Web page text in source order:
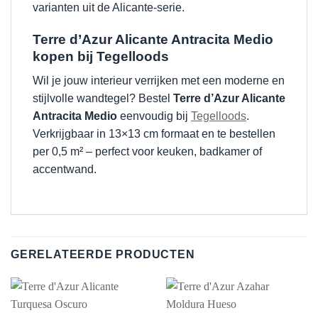
varianten uit de Alicante-serie.
Terre d’Azur Alicante Antracita Medio
kopen bij Tegelloods
Wil je jouw interieur verrijken met een moderne en
stijlvolle wandtegel? Bestel Terre d’Azur Alicante
Antracita Medio eenvoudig bij Tegelloods.
Verkrijgbaar in 13×13 cm formaat en te bestellen
per 0,5 m² – perfect voor keuken, badkamer of
accentwand.
GERELATEERDE PRODUCTEN